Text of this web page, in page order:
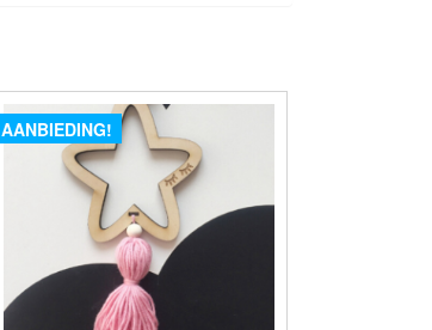
AANBIEDING!